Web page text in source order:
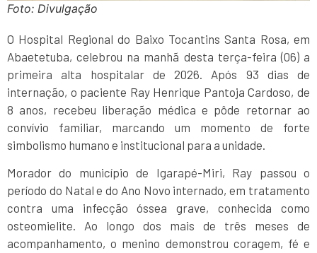
Foto: Divulgação
O Hospital Regional do Baixo Tocantins Santa Rosa, em
Abaetetuba, celebrou na manhã desta terça-feira (06) a
primeira alta hospitalar de 2026. Após 93 dias de
internação, o paciente Ray Henrique Pantoja Cardoso, de
8 anos, recebeu liberação médica e pôde retornar ao
convívio familiar, marcando um momento de forte
simbolismo humano e institucional para a unidade.
Morador do município de Igarapé-Miri, Ray passou o
período do Natal e do Ano Novo internado, em tratamento
contra uma infecção óssea grave, conhecida como
osteomielite. Ao longo dos mais de três meses de
acompanhamento, o menino demonstrou coragem, fé e